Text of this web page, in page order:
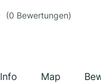
(0 Bewertungen)
Info Map